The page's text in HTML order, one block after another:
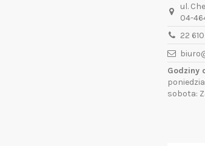
ul.
04-
22
Godziny
sobota: